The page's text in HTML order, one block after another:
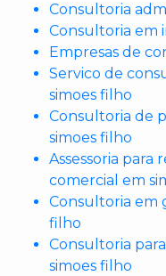
Consultoria
Consultoria em
Empresas de
Servico de
simoes filho
Consultoria de
simoes filho
Assessoria para
comercial em
Consultoria em
filho
Consultoria
simoes filho